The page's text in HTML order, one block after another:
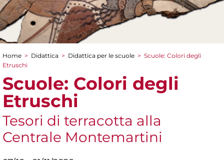
Tu sei qui
Home > Didattica > Didattica per le scuole > Scuole: Colori degli
Etruschi
Scuole: Colori degli
Etruschi
Tesori di terracotta alla
Centrale Montemartini